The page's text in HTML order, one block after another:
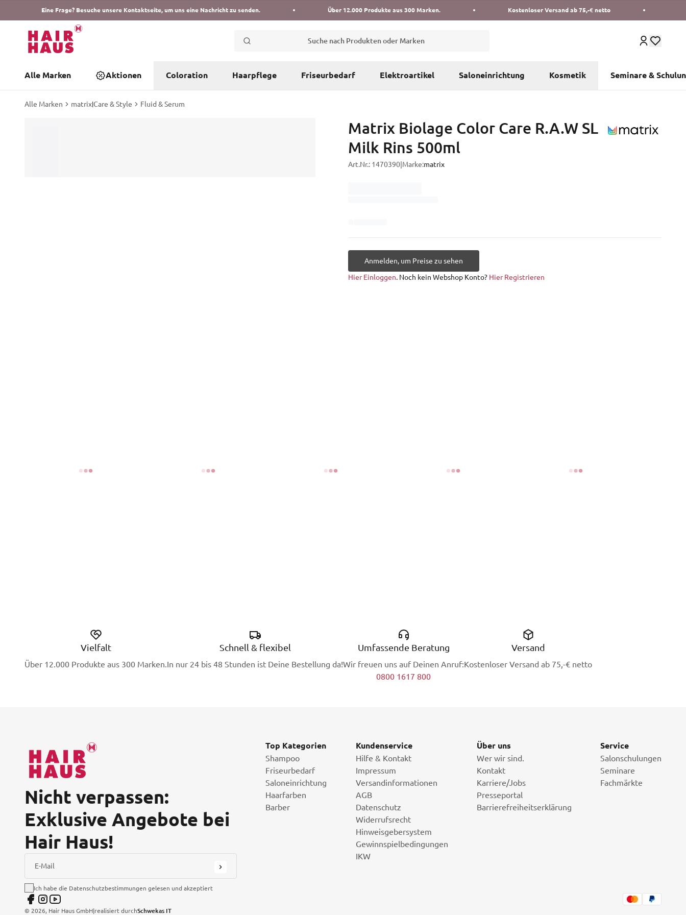
Eine Frage? Besuche unsere Kontaktseite, um uns eine Nachricht zu senden. Über 12.000 Produkte aus 300 Marken. Kostenloser Versand ab 75,-€ netto
Suche nach Produkten oder Marken
Alle Marken Aktionen Coloration Haarpflege Friseurbedarf Elektroartikel Saloneinrichtung Kosmetik Seminare &
Alle Marken matrix|Care & Style Fluid & Serum
Matrix Biolage Color Care R.A.W SL
Milk Rins 500ml
Art.Nr.: 1470390 Marke:matrix
Anmelden, um Preise zu sehen
Hier Einloggen. Noch kein Webshop Konto? Hier Registrieren
Vielfalt
Über 12.000 Produkte aus 300 Marken.
Schnell & flexibel
In nur 24 bis 48 Stunden ist Deine Bestellung da!
Umfassende Beratung
Wir freuen uns auf Deinen Anruf:
0800 1617 800
Versand
Kostenloser Versand ab 75,-€ netto
Nicht verpassen:
Exklusive Angebote bei
Hair Haus!
E-Mail
Ich habe die Datenschutzbestimmungen gelesen und akzeptiert
Top Kategorien
Shampoo
Friseurbedarf
Saloneinrichtung
Haarfarben
Barber
Kundenservice
Hilfe & Kontakt
Impressum
Versandinformationen
AGB
Datenschutz
Widerrufsrecht
Hinweisgebersystem
Gewinnspielbedingungen
IKW
Über uns
Wer wir sind.
Kontakt
Karriere/Jobs
Presseportal
Barrierefreiheitserklärung
Service
Salonschulungen
Seminare
Fachmärkte
© 2026, Hair Haus GmbH|realisiert durchSchwekas IT